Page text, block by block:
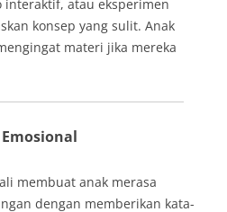
interaktif, atau eksperimen
konsep yang sulit. Anak
materi jika mereka
membuat anak merasa
dengan memberikan kata-